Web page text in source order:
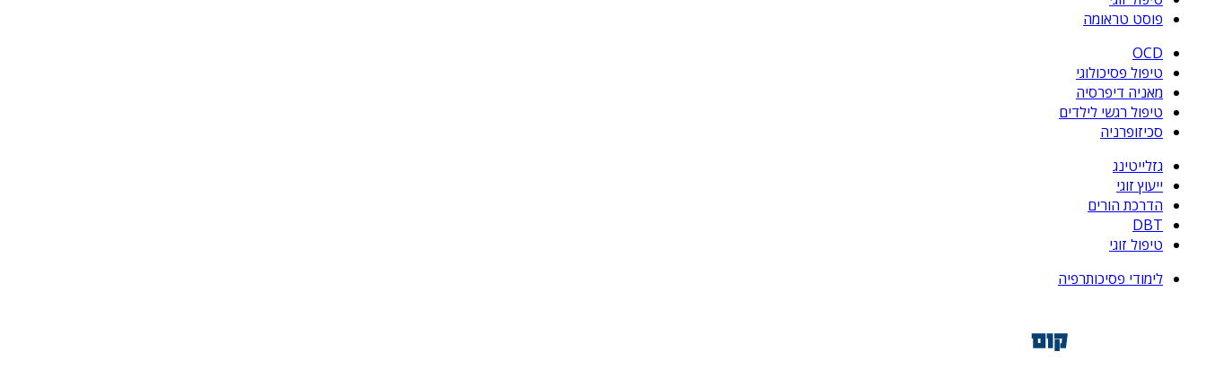
פוסט טראומה
OCD
טיפול פסיכולוגי
מאניה דיפרסיה
טיפול רגשי לילדים
סכיזופרניה
גזלייטינג
ייעוץ זוגי
הדרכת הורים
DBT
טיפול זוגי
לימודי פסיכותרפיה